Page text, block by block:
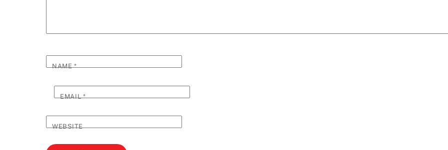
NAME*
EMAIL*
WEBSITE